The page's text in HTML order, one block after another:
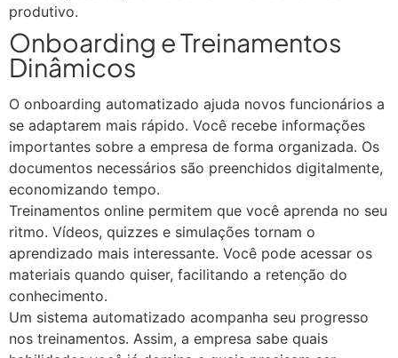
produtivo.
Onboarding e Treinamentos
Dinâmicos
O onboarding automatizado ajuda novos funcionários a
se adaptarem mais rápido. Você recebe informações
importantes sobre a empresa de forma organizada. Os
documentos necessários são preenchidos digitalmente,
economizando tempo.
Treinamentos online permitem que você aprenda no seu
ritmo. Vídeos, quizzes e simulações tornam o
aprendizado mais interessante. Você pode acessar os
materiais quando quiser, facilitando a retenção do
conhecimento.
Um sistema automatizado acompanha seu progresso
nos treinamentos. Assim, a empresa sabe quais